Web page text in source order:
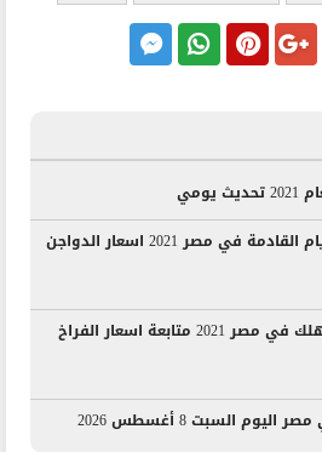
توقعات اسعار الدواجن للايام القادمة في مصر 2021 اسعار الدواجن
اسعار الفراخ اليوم للمستهلك في مصر 2021 متابعة اسعار الفراخ
السبت 8 أغسطس 2026